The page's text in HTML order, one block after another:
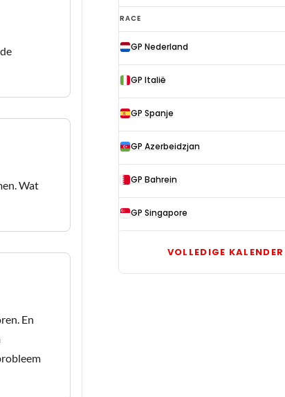
Wat
En
F1-
kalender
2026
RACE
GP Nederland
GP Italië
GP Spanje
GP Azerbeidzjan
GP Bahrein
GP Singapore
VOLLEDIGE KALENDER